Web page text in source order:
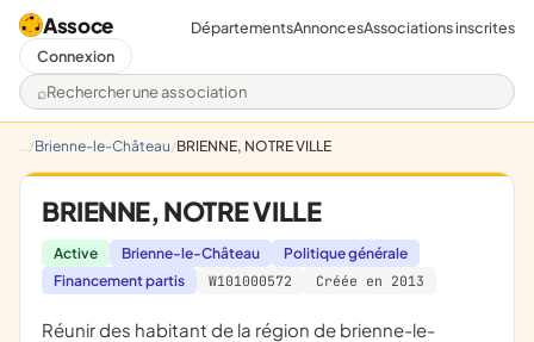
Assoce
Rechercher une association
DépartementsAnnoncesAssociations inscrites
Connexion
Brienne-le-Château BRIENNE, NOTRE VILLE
BRIENNE, NOTRE VILLE
Active Brienne-le-Château
Politique générale
Financement partis
W101000572 Créée en 2013
réunir des habitant de la région de brienne-le-